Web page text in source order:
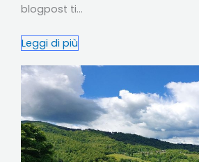
blogpost ti…
Leggi di più